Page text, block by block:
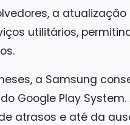
a
utilitários,
a Samsung
Google Play
atrasos e até da